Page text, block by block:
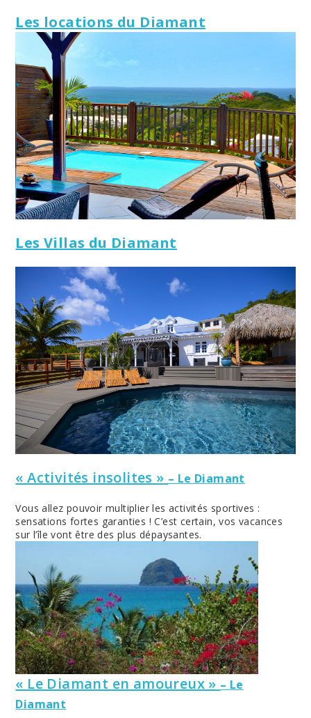
Les locations du Diamant
Les Villas du Diamant
« Activités insolites » – Le Diamant
Vous allez pouvoir multiplier les activités sportives :
sensations fortes garanties ! C’est certain, vos vacances
sur l’île vont être des plus dépaysantes.
« Le Diamant en amoureux » – Le
Diamant